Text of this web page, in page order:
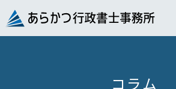
Skip
to
content
コラム